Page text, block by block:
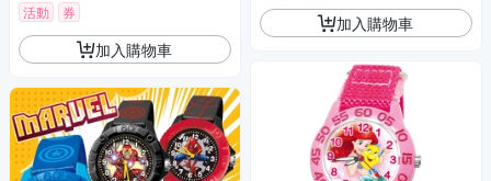
活動 券
加入購物車
加入購物車